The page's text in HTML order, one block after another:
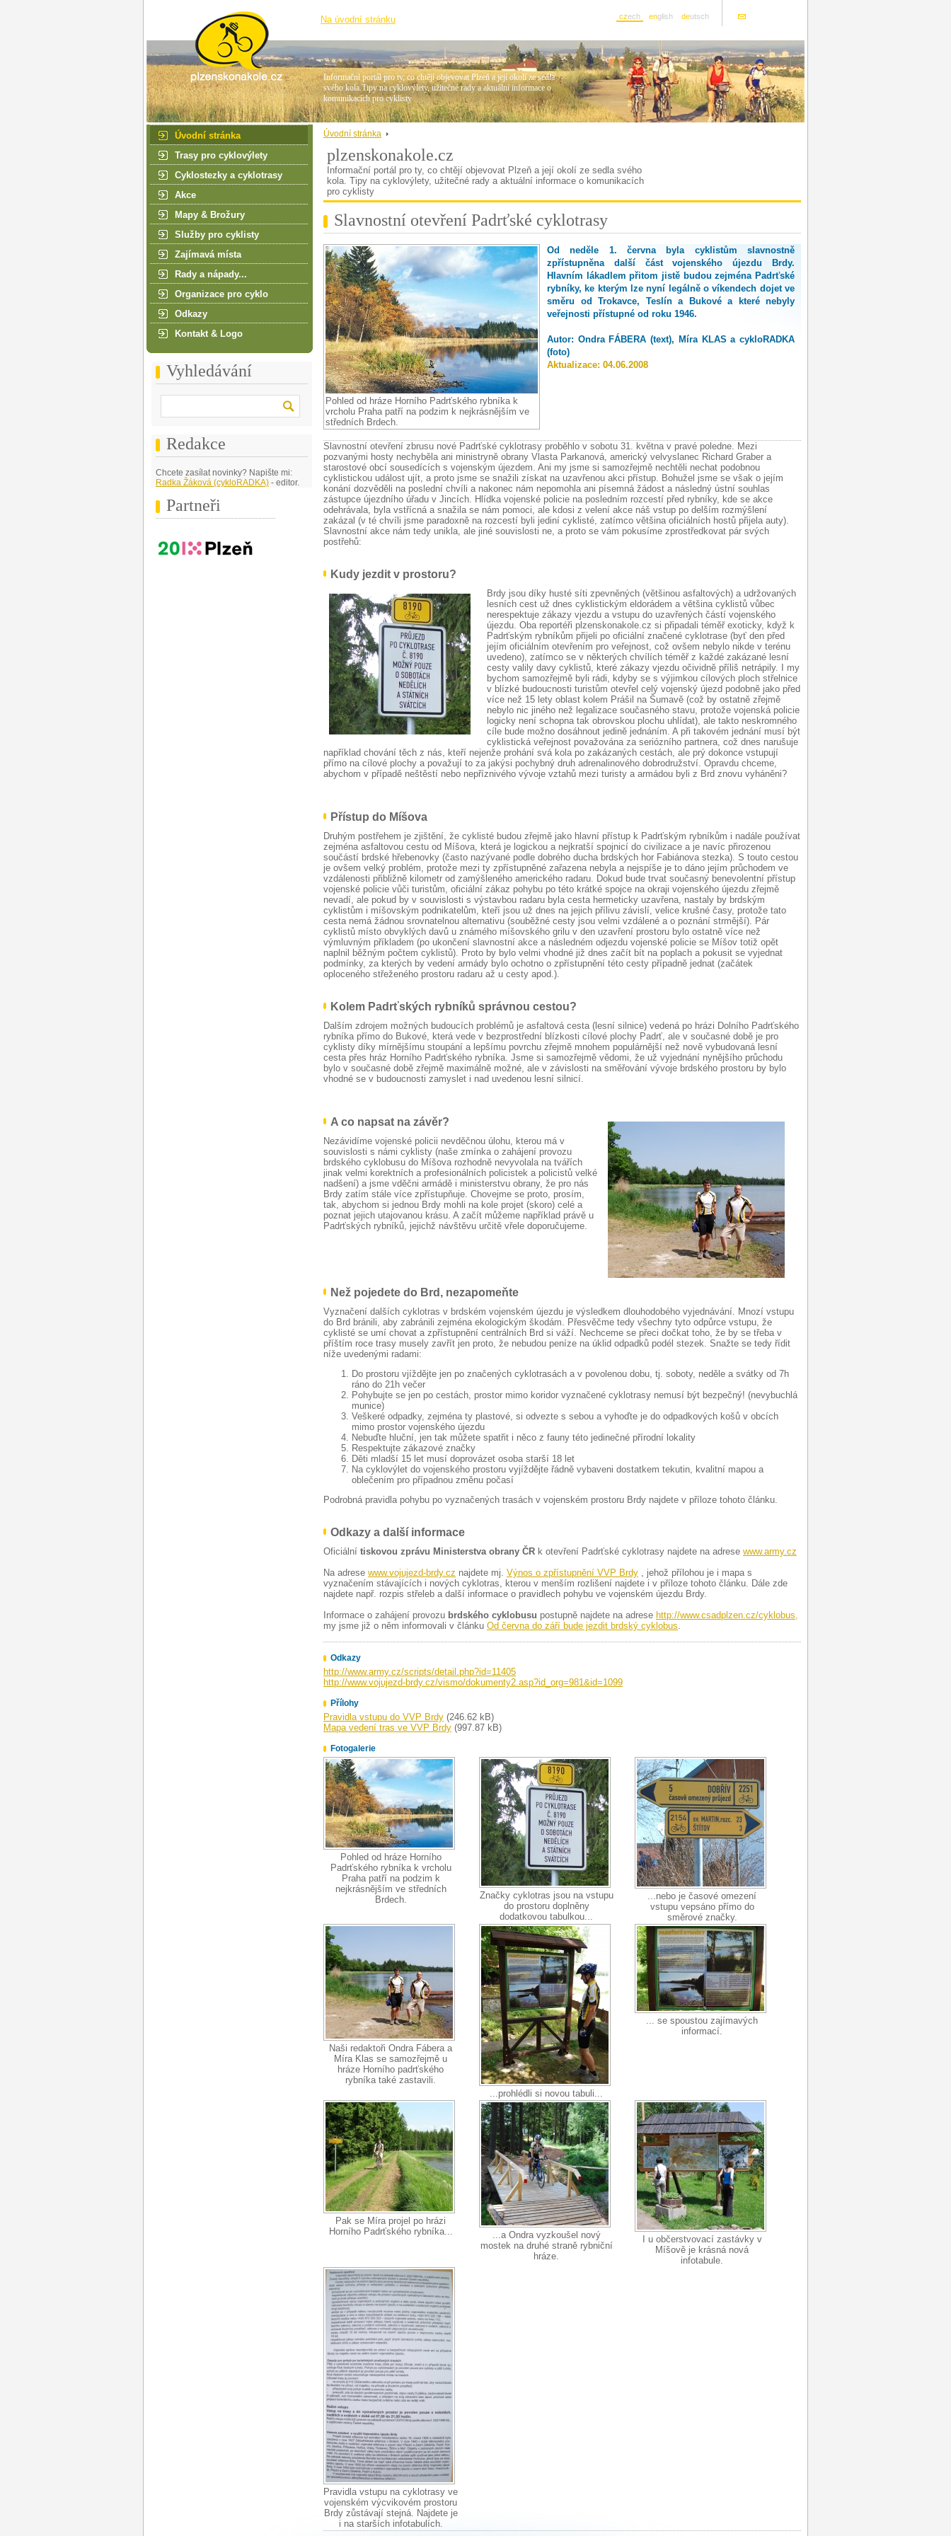
Na úvodní stránku czech english deutsch
Informační portál pro ty, co chtějí objevovat Plzeň a její okolí ze sedla
svého kola.Tipy na cyklovýlety, užitečné rady a aktuální informace o
komunikacích pro cyklisty
Úvodní stránka
Trasy pro cyklovýlety
Cyklostezky a cyklotrasy
Akce
Mapy & Brožury
Služby pro cyklisty
Zajímavá místa
Rady a nápady...
Organizace pro cyklo
Odkazy
Kontakt & Logo
Vyhledávání
Redakce
Chcete zasílat novinky? Napište mi:
Radka Žáková (cykloRADKA) - editor.
Partneři
Úvodní stránka
plzenskonakole.cz
Informační portál pro ty, co chtějí objevovat Plzeň a její okolí ze sedla svého
kola. Tipy na cyklovýlety, užitečné rady a aktuální informace o komunikacích
pro cyklisty
Slavnostní otevření Padrťské cyklotrasy
Pohled od hráze Horního Padrťského rybníka k
vrcholu Praha patří na podzim k nejkrásnějším ve
středních Brdech.
Od neděle 1. června byla cyklistům slavnostně
zpřístupněna další část vojenského újezdu Brdy.
Hlavním lákadlem přitom jistě budou zejména Padrťské
rybníky, ke kterým lze nyní legálně o víkendech dojet ve
směru od Trokavce, Teslín a Bukové a které nebyly
veřejnosti přístupné od roku 1946.
Autor: Ondra FÁBERA (text), Míra KLAS a cykloRADKA
(foto)
Aktualizace: 04.06.2008
Slavnostní otevření zbrusu nové Padrťské cyklotrasy proběhlo v sobotu 31. května v pravé poledne. Mezi
pozvanými hosty nechyběla ani ministryně obrany Vlasta Parkanová, americký velvyslanec Richard Graber a
starostové obcí sousedících s vojenským újezdem. Ani my jsme si samozřejmě nechtěli nechat podobnou
cyklistickou událost ujít, a proto jsme se snažili získat na uzavřenou akci přístup. Bohužel jsme se však o jejím
konání dozvěděli na poslední chvíli a nakonec nám nepomohla ani písemná žádost a následný ústní souhlas
zástupce újezdního úřadu v Jincích. Hlídka vojenské policie na posledním rozcestí před rybníky, kde se akce
odehrávala, byla vstřícná a snažila se nám pomoci, ale kdosi z velení akce náš vstup po delším rozmýšlení
zakázal (v té chvíli jsme paradoxně na rozcestí byli jediní cyklisté, zatímco většina oficiálních hostů přijela auty).
Slavnostní akce nám tedy unikla, ale jiné souvislosti ne, a proto se vám pokusíme zprostředkovat pár svých
postřehů:
Kudy jezdit v prostoru?
Brdy jsou díky husté síti zpevněných (většinou asfaltových) a udržovaných
lesních cest už dnes cyklistickým eldorádem a většina cyklistů vůbec
nerespektuje zákazy vjezdu a vstupu do uzavřených částí vojenského
újezdu. Oba reportéři plzenskonakole.cz si připadali téměř exoticky, když k
Padrťským rybníkům přijeli po oficiální značené cyklotrase (byť den před
jejím oficiálním otevřením pro veřejnost, což ovšem nebylo nikde v terénu
uvedeno), zatímco se v některých chvílích téměř z každé zakázané lesní
cesty valily davy cyklistů, které zákazy vjezdu očividně příliš netrápily. I my
bychom samozřejmě byli rádi, kdyby se s výjimkou cílových ploch střelnice
v blízké budoucnosti turistům otevřel celý vojenský újezd podobně jako před
více než 15 lety oblast kolem Prášil na Šumavě (což by ostatně zřejmě
nebylo nic jiného než legalizace současného stavu, protože vojenská policie
logicky není schopna tak obrovskou plochu uhlídat), ale takto neskromného
cíle bude možno dosáhnout jedině jednáním. A při takovém jednání musí být
cyklistická veřejnost považována za seriózního partnera, což dnes narušuje
například chování těch z nás, kteří nejenže prohání svá kola po zakázaných cestách, ale prý dokonce vstupují
přímo na cílové plochy a považují to za jakýsi pochybný druh adrenalinového dobrodružství. Opravdu chceme,
abychom v případě neštěstí nebo nepříznivého vývoje vztahů mezi turisty a armádou byli z Brd znovu vyháněni?
Přístup do Míšova
Druhým postřehem je zjištění, že cyklisté budou zřejmě jako hlavní přístup k Padrťským rybníkům i nadále používat
zejména asfaltovou cestu od Míšova, která je logickou a nejkratší spojnicí do civilizace a je navíc přirozenou
součástí brdské hřebenovky (často nazývané podle dobrého ducha brdských hor Fabiánova stezka). S touto cestou
je ovšem velký problém, protože mezi ty zpřístupněné zařazena nebyla a nejspíše je to dáno jejím průchodem ve
vzdálenosti přibližně kilometr od zamýšleného amerického radaru. Dokud bude trvat současný benevolentní přístup
vojenské policie vůči turistům, oficiální zákaz pohybu po této krátké spojce na okraji vojenského újezdu zřejmě
nevadí, ale pokud by v souvislosti s výstavbou radaru byla cesta hermeticky uzavřena, nastaly by brdským
cyklistům i míšovským podnikatelům, kteří jsou už dnes na jejich přílivu závislí, velice krušné časy, protože tato
cesta nemá žádnou srovnatelnou alternativu (souběžné cesty jsou velmi vzdálené a o poznání strmější). Pár
cyklistů místo obvyklých davů u známého míšovského grilu v den uzavření prostoru bylo ostatně více než
výmluvným příkladem (po ukončení slavnostní akce a následném odjezdu vojenské policie se Míšov totiž opět
naplnil běžným počtem cyklistů). Proto by bylo velmi vhodné již dnes začít bít na poplach a pokusit se vyjednat
podmínky, za kterých by vedení armády bylo ochotno o zpřístupnění této cesty případně jednat (začátek
oploceného střeženého prostoru radaru až u cesty apod.).
Kolem Padrťských rybníků správnou cestou?
Dalším zdrojem možných budoucích problémů je asfaltová cesta (lesní silnice) vedená po hrázi Dolního Padrťského
rybníka přímo do Bukové, která vede v bezprostřední blízkosti cílové plochy Padrť, ale v současné době je pro
cyklisty díky mírnějšímu stoupání a lepšímu povrchu zřejmě mnohem populárnější než nově vybudovaná lesní
cesta přes hráz Horního Padrťského rybníka. Jsme si samozřejmě vědomi, že už vyjednání nynějšího průchodu
bylo v současné době zřejmě maximálně možné, ale v závislosti na směřování vývoje brdského prostoru by bylo
vhodné se v budoucnosti zamyslet i nad uvedenou lesní silnicí.
A co napsat na závěr?
Nezávidíme vojenské policii nevděčnou úlohu, kterou má v
souvislosti s námi cyklisty (naše zmínka o zahájení provozu
brdského cyklobusu do Míšova rozhodně nevyvolala na tvářích
jinak velmi korektních a profesionálních policistek a policistů velké
nadšení) a jsme vděčni armádě i ministerstvu obrany, že pro nás
Brdy zatím stále více zpřístupňuje. Chovejme se proto, prosím,
tak, abychom si jednou Brdy mohli na kole projet (skoro) celé a
poznat jejich utajovanou krásu. A začít můžeme například právě u
Padrťských rybníků, jejichž návštěvu určitě vřele doporučujeme.
Než pojedete do Brd, nezapomeňte
Vyznačení dalších cyklotras v brdském vojenském újezdu je výsledkem dlouhodobého vyjednávání. Mnozí vstupu
do Brd bránili, aby zabránili zejména ekologickým škodám. Přesvěčme tedy všechny tyto odpůrce vstupu, že
cyklisté se umí chovat a zpřístupnění centrálních Brd si váží. Nechceme se přeci dočkat toho, že by se třeba v
příštím roce trasy musely zavřít jen proto, že nebudou peníze na úklid odpadků podél stezek. Snažte se tedy řídit
níže uvedenými radami:
Do prostoru vjíždějte jen po značených cyklotrasách a v povolenou dobu, tj. soboty, neděle a svátky od 7h
ráno do 21h večer
Pohybujte se jen po cestách, prostor mimo koridor vyznačené cyklotrasy nemusí být bezpečný! (nevybuchlá
munice)
Veškeré odpadky, zejména ty plastové, si odvezte s sebou a vyhoďte je do odpadkových košů v obcích
mimo prostor vojenského újezdu
Nebuďte hluční, jen tak můžete spatřit i něco z fauny této jedinečné přírodní lokality
Respektujte zákazové značky
Děti mladší 15 let musí doprovázet osoba starší 18 let
Na cyklovýlet do vojenského prostoru vyjíždějte řádně vybaveni dostatkem tekutin, kvalitní mapou a
oblečením pro případnou změnu počasí
Podrobná pravidla pohybu po vyznačených trasách v vojenském prostoru Brdy najdete v příloze tohoto článku.
Odkazy a další informace
Oficiální tiskovou zprávu Ministerstva obrany ČR k otevření Padrťské cyklotrasy najdete na adrese www.army.cz
Na adrese www.vojujezd-brdy.cz najdete mj. Výnos o zpřístupnění VVP Brdy , jehož přílohou je i mapa s
vyznačením stávajících i nových cyklotras, kterou v menším rozlišení najdete i v příloze tohoto článku. Dále zde
najdete např. rozpis střeleb a další informace o pravidlech pohybu ve vojenském újezdu Brdy.
Informace o zahájení provozu brdského cyklobusu postupně najdete na adrese http://www.csadplzen.cz/cyklobus,
my jsme již o něm informovali v článku Od června do září bude jezdit brdský cyklobus.
Odkazy
http://www.army.cz/scripts/detail.php?id=11405
http://www.vojujezd-brdy.cz/vismo/dokumenty2.asp?id_org=981&id=1099
Přílohy
Pravidla vstupu do VVP Brdy (246.62 kB)
Mapa vedení tras ve VVP Brdy (997.87 kB)
Fotogalerie
Pohled od hráze Horního
Padrťského rybníka k vrcholu
Praha patří na podzim k
nejkrásnějším ve středních
Brdech.
Značky cyklotras jsou na vstupu
do prostoru doplněny
dodatkovou tabulkou...
...nebo je časové omezení
vstupu vepsáno přímo do
směrové značky.
Naši redaktoři Ondra Fábera a
Míra Klas se samozřejmě u
hráze Horního padrťského
rybníka také zastavili.
...prohlédli si novou tabuli...
... se spoustou zajímavých
informací.
Pak se Míra projel po hrázi
Horního Padrťského rybníka...
...a Ondra vyzkoušel nový
mostek na druhé straně rybniční
hráze.
I u občerstvovací zastávky v
Míšově je krásná nová
infotabule.
Pravidla vstupu na cyklotrasy ve
vojenském výcvikovém prostoru
Brdy zůstávají stejná. Najdete je
i na starších infotabulích.